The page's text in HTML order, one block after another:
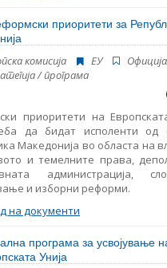
приоритети за
комисија ЕУ
/ програма
приоритети на
да бидат исполенти од
Македонија во областа на
и темелните права,
администрација,
и изборни реформи.
на документи
програма за усвојување
Унија